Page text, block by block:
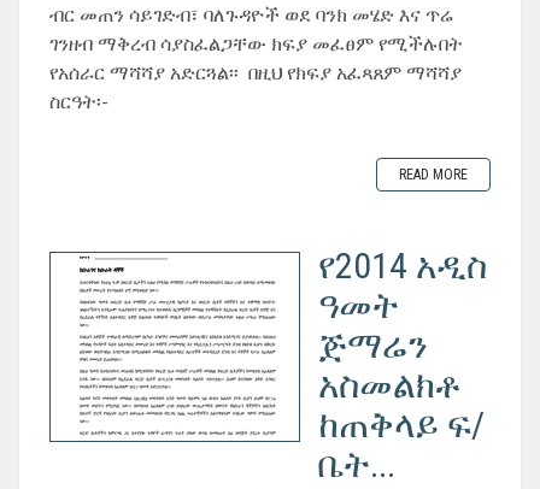
ብር መጠን ሳይገድብ፣ ባለጉዳዮች ወደ ባንክ መሄድ እና ጥሬ
ገንዘብ ማቅረብ ሳያስፈልጋቸው ክፍያ መፈፀም የሚችሉበት
የአሰራር ማሻሻያ አድርጓል፡፡ በዚህ የክፍያ አፈጻጸም ማሻሻያ
ስርዓት፡-
READ MORE
የ2014 አዲስ
ዓመት
ጅማሬን
አስመልክቶ
ከጠቅላይ ፍ/
ቤት...